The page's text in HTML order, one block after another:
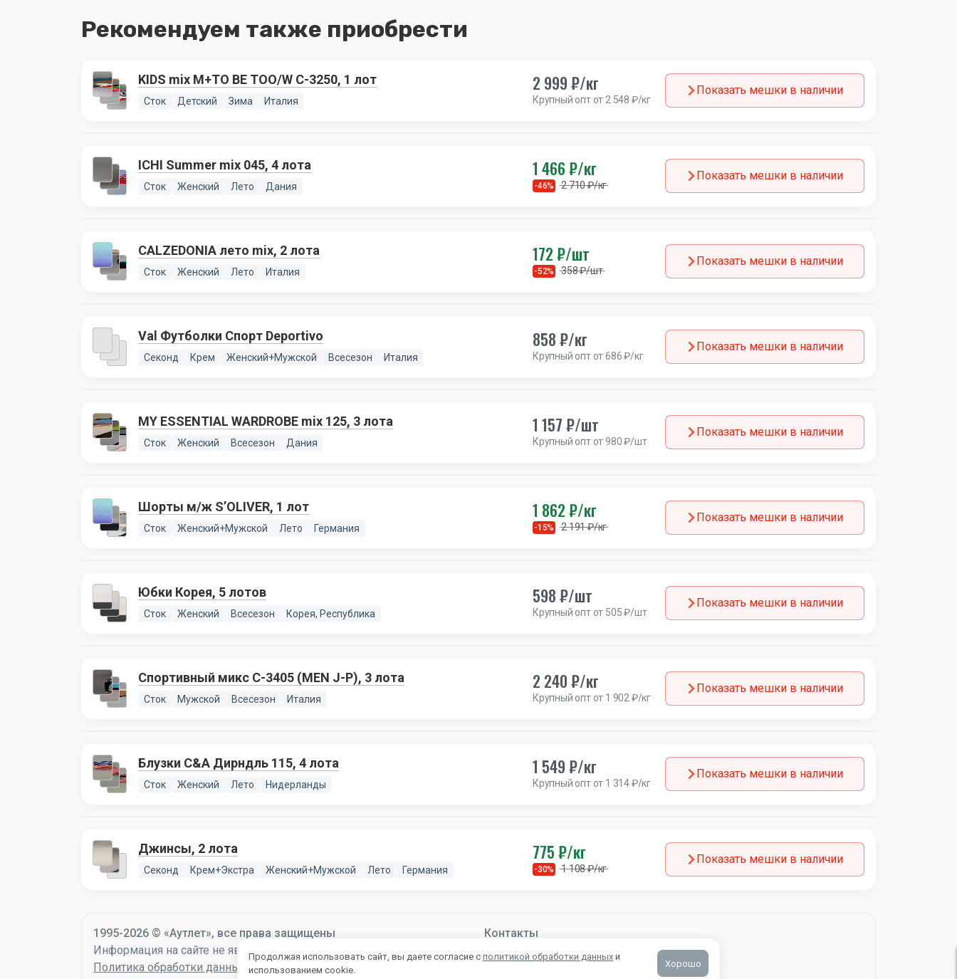
Рекомендуем также приобрести
KIDS mix M+TO BE TOO/W C-3250, 1 лот
Сток Детский Зима Италия
2 999 ₽/кг
Крупный опт от 2 548 ₽/кг
Показать мешки в наличии
ICHI Summer mix 045, 4 лота
Сток Женский Лето Дания
1 466 ₽/кг
-46% 2 710 ₽/кг
Показать мешки в наличии
CALZEDONIA лето mix, 2 лота
Сток Женский Лето Италия
172 ₽/шт
-52% 358 ₽/шт
Показать мешки в наличии
Val Футболки Спорт Deportivo
Секонд Крем Женский+Мужской Всесезон Италия
858 ₽/кг
Крупный опт от 686 ₽/кг
Показать мешки в наличии
MY ESSENTIAL WARDROBE mix 125, 3 лота
Сток Женский Всесезон Дания
1 157 ₽/шт
Крупный опт от 980 ₽/шт
Показать мешки в наличии
Шорты м/ж S’OLIVER, 1 лот
Сток Женский+Мужской Лето Германия
1 862 ₽/кг
-15% 2 191 ₽/кг
Показать мешки в наличии
Юбки Корея, 5 лотов
Сток Женский Всесезон Корея, Республика
598 ₽/шт
Крупный опт от 505 ₽/шт
Показать мешки в наличии
Спортивный микс C-3405 (MEN J-P), 3 лота
Сток Мужской Всесезон Италия
2 240 ₽/кг
Крупный опт от 1 902 ₽/кг
Показать мешки в наличии
Блузки C&A Дирндль 115, 4 лота
Сток Женский Лето Нидерланды
1 549 ₽/кг
Крупный опт от 1 314 ₽/кг
Показать мешки в наличии
Джинсы, 2 лота
Секонд Крем+Экстра Женский+Мужской Лето Германия
775 ₽/кг
-30% 1 108 ₽/кг
Показать мешки в наличии
1995-2026 © «Аутлет», все права защищены
Информация на сайте не является офертой –
Подробнее
Политика обработки данных
Контакты
+7 831 283-83-85
Продолжая использовать сайт, вы даете согласие с политикой обработки данных и
использованием cookie.
Хорошо